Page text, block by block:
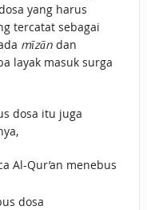
yang harus
tercatat sebagai
mīzāndan
layak masuk surga
dosa itu juga
Al-Qur’an menebus
dosa